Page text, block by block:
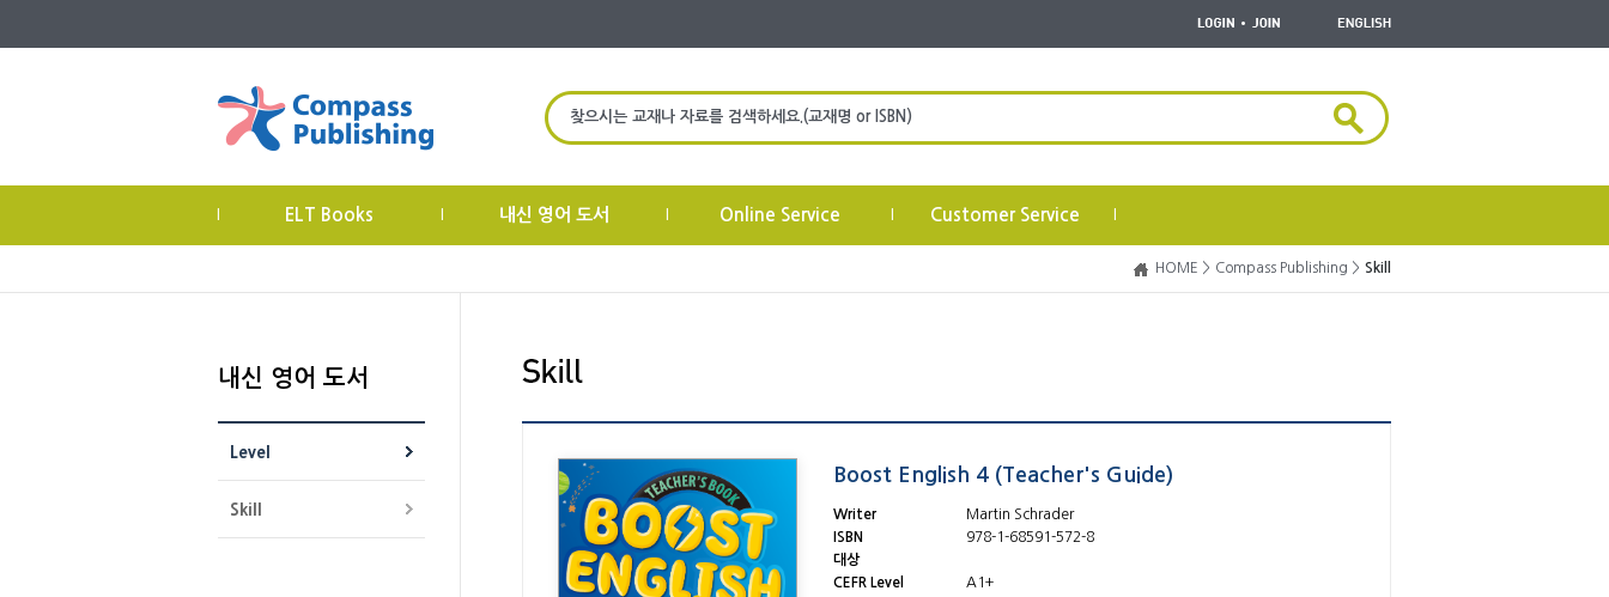
찾으시는 교재나 자료를 검색하세요.(교재명 or ISBN)
ELT Books 내신 영어 도서 Online Service Customer Service
HOME > Compass Publishing > Skill
내신 영어 도서
Level
Skill
Boost English 4 (Teacher's Guide)
Writer
Martin Schrader
ISBN
978-1-68591-572-8
대상
CEFR Level
A1+